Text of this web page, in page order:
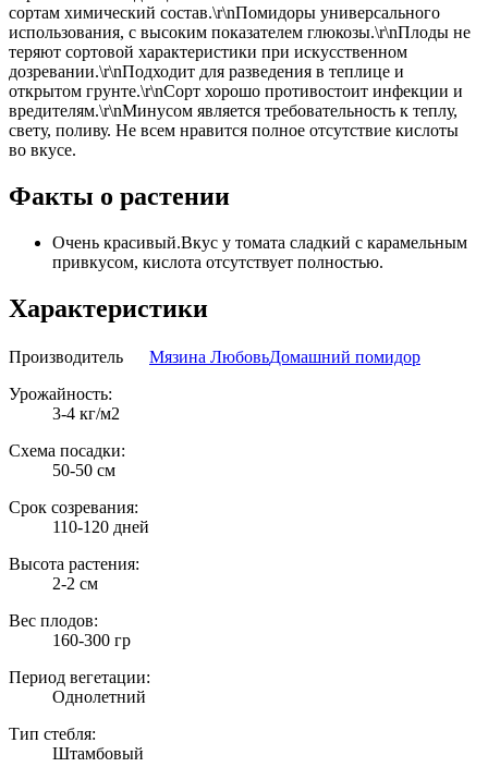
сортам химический состав.\r\nПомидоры универсального
использования, с высоким показателем глюкозы.\r\nПлоды не
теряют сортовой характеристики при искусственном
дозревании.\r\nПодходит для разведения в теплице и
открытом грунте.\r\nСорт хорошо противостоит инфекции и
вредителям.\r\nМинусом является требовательность к теплу,
свету, поливу. Не всем нравится полное отсутствие кислоты
во вкусе.
Факты о растении
Очень красивый.Вкус у томата сладкий с карамельным
привкусом, кислота отсутствует полностью.
Характеристики
Производитель Мязина ЛюбовьДомашний помидор
Урожайность:
3-4 кг/м2
Схема посадки:
50-50 см
Срок созревания:
110-120 дней
Высота растения:
2-2 см
Вес плодов:
160-300 гр
Период вегетации:
Однолетний
Тип стебля:
Штамбовый